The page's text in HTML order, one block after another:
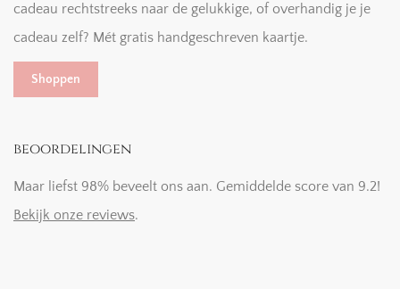
cadeau rechtstreeks naar de gelukkige, of overhandig je je
cadeau zelf? Mét gratis handgeschreven kaartje.
Shoppen
beoordelingen
Maar liefst 98% beveelt ons aan. Gemiddelde score van 9.2!
Bekijk onze reviews.